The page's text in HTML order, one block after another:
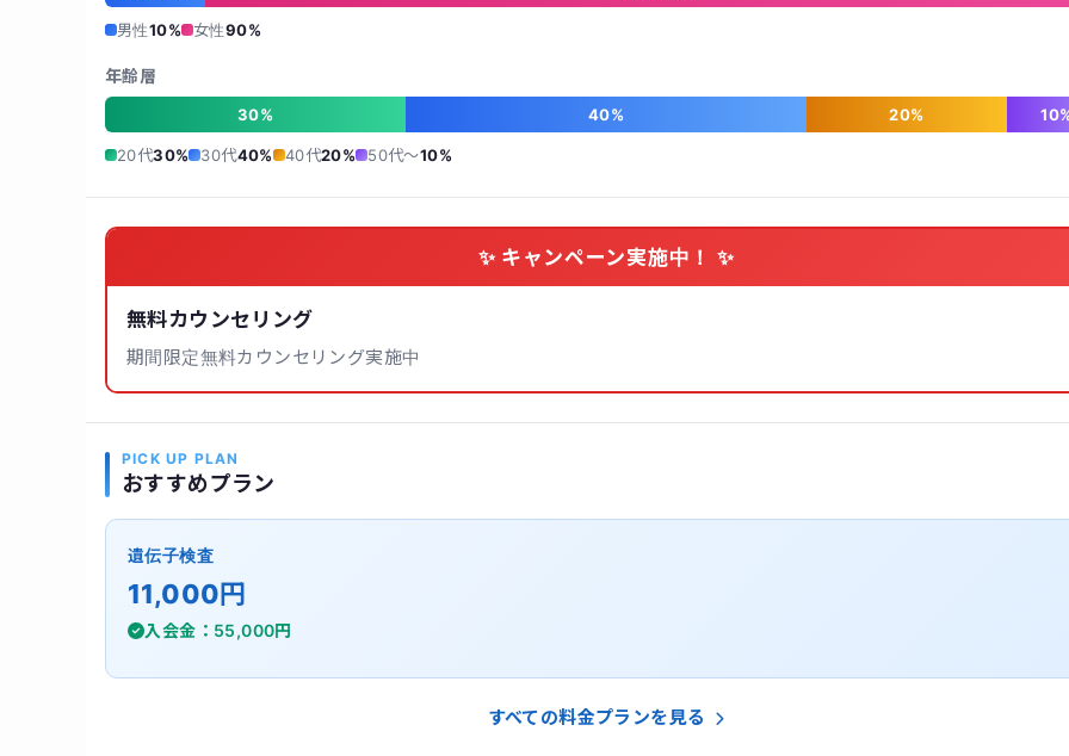
男性10% 女性90%
年齢層
30% 40% 20%
20代30% 30代40% 40代20% 50代〜10%
✨ キャンペーン実施中！ ✨
無料カウンセリング
期間限定無料カウンセリング実施中
PICK UP PLAN
おすすめプラン
遺伝子検査
11,000円
入会金：55,000円
すべての料金プランを見る